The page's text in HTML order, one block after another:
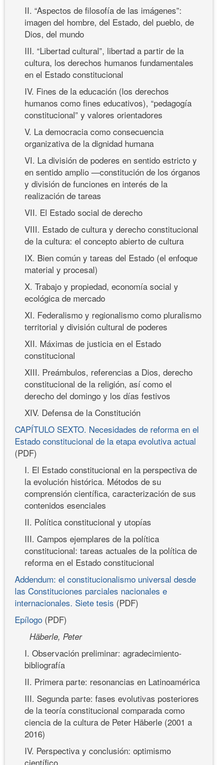
II. “Aspectos de filosofía de las imágenes”:
imagen del hombre, del Estado, del pueblo, de
Dios, del mundo
III. “Libertad cultural”, libertad a partir de la
cultura, los derechos humanos fundamentales
en el Estado constitucional
IV. Fines de la educación (los derechos
humanos como fines educativos), “pedagogía
constitucional” y valores orientadores
V. La democracia como consecuencia
organizativa de la dignidad humana
VI. La división de poderes en sentido estricto y
en sentido amplio —constitución de los órganos
y división de funciones en interés de la
realización de tareas
VII. El Estado social de derecho
VIII. Estado de cultura y derecho constitucional
de la cultura: el concepto abierto de cultura
IX. Bien común y tareas del Estado (el enfoque
material y procesal)
X. Trabajo y propiedad, economía social y
ecológica de mercado
XI. Federalismo y regionalismo como pluralismo
territorial y división cultural de poderes
XII. Máximas de justicia en el Estado
constitucional
XIII. Preámbulos, referencias a Dios, derecho
constitucional de la religión, así como el
derecho del domingo y los días festivos
XIV. Defensa de la Constitución
CAPÍTULO SEXTO. Necesidades de reforma en el
Estado constitucional de la etapa evolutiva actual
(PDF)
I. El Estado constitucional en la perspectiva de
la evolución histórica. Métodos de su
comprensión científica, caracterización de sus
contenidos esenciales
II. Política constitucional y utopías
III. Campos ejemplares de la política
constitucional: tareas actuales de la política de
reforma en el Estado constitucional
Addendum: el constitucionalismo universal desde
las Constituciones parciales nacionales e
internacionales. Siete tesis (PDF)
Epílogo (PDF)
Häberle, Peter
I. Observación preliminar: agradecimiento-
bibliografía
II. Primera parte: resonancias en Latinoamérica
III. Segunda parte: fases evolutivas posteriores
de la teoría constitucional comparada como
ciencia de la cultura de Peter Häberle (2001 a
2016)
IV. Perspectiva y conclusión: optimismo
científico